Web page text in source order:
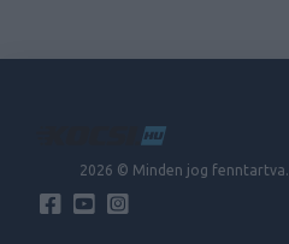
2026 © Minden jog fenntartva.